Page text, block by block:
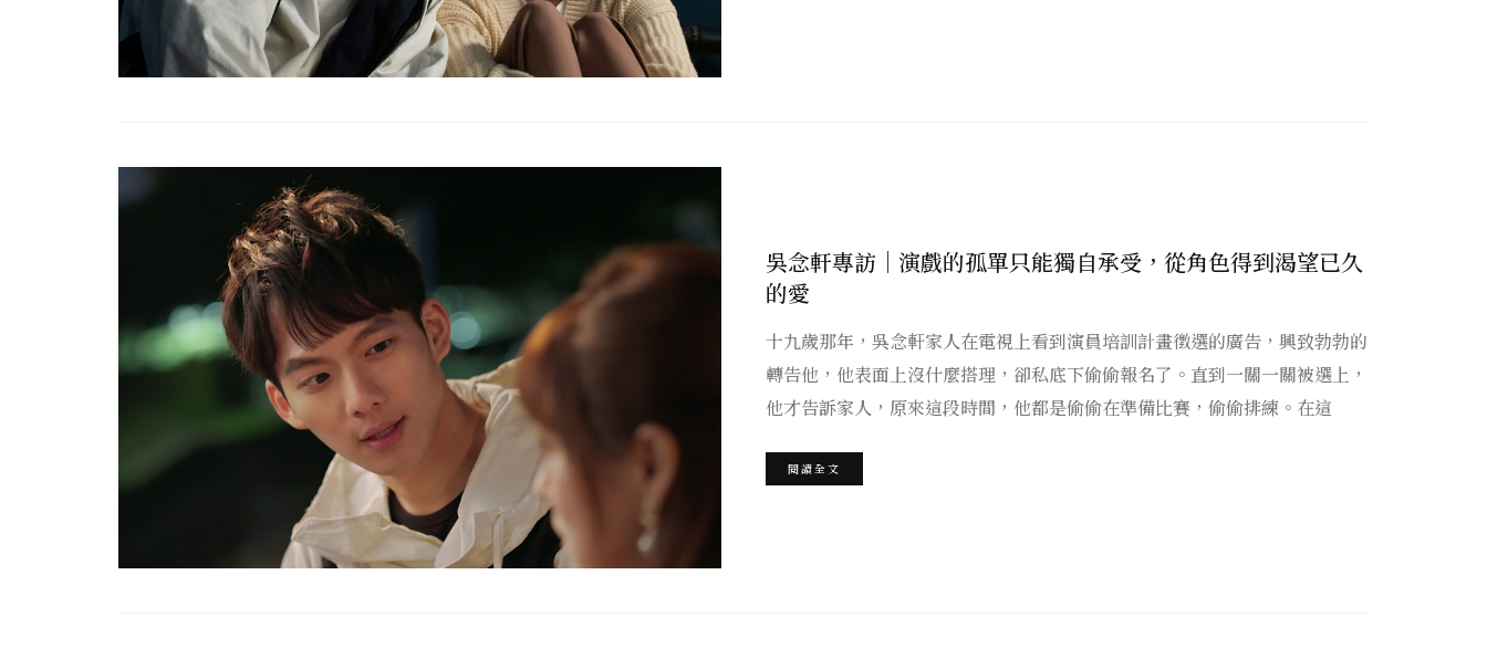
吳念軒專訪｜演戲的孤單只能獨自承受，從角色得到渴望已久
的愛
十九歲那年，吳念軒家人在電視上看到演員培訓計畫徵選的廣告，興致勃勃的
轉告他，他表面上沒什麼搭理，卻私底下偷偷報名了。直到一關一關被選上，
他才告訴家人，原來這段時間，他都是偷偷在準備比賽，偷偷排練。在這
閱讀全文